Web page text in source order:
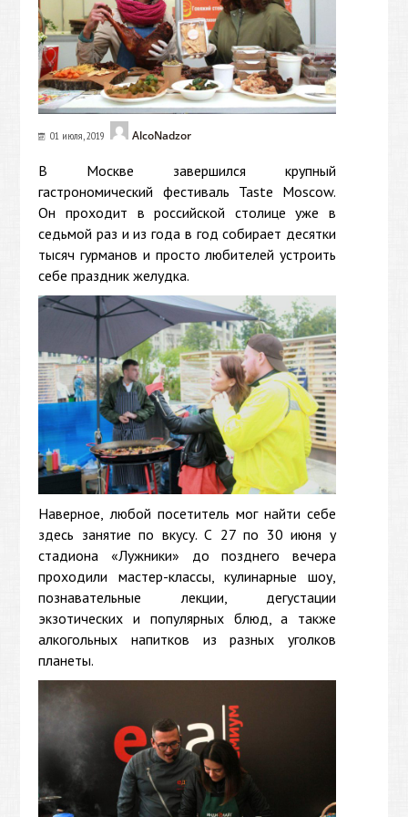
01 июля, 2019 AlcoNadzor
В Москве завершился крупный
гастрономический фестиваль Taste Moscow.
Он проходит в российской столице уже в
седьмой раз и из года в год собирает десятки
тысяч гурманов и просто любителей устроить
себе праздник желудка.
Наверное, любой посетитель мог найти себе
здесь занятие по вкусу. С 27 по 30 июня у
стадиона «Лужники» до позднего вечера
проходили мастер-классы, кулинарные шоу,
познавательные лекции, дегустации
экзотических и популярных блюд, а также
алкогольных напитков из разных уголков
планеты.